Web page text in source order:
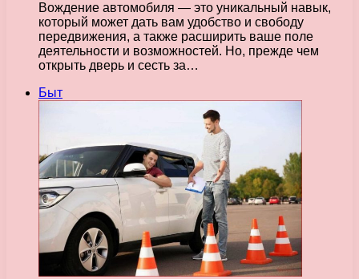
Вождение автомобиля — это уникальный навык,
который может дать вам удобство и свободу
передвижения, а также расширить ваше поле
деятельности и возможностей. Но, прежде чем
открыть дверь и сесть за…
Быт